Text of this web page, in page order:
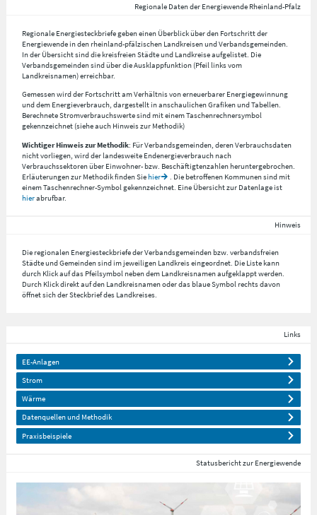
Regionale Daten der Energiewende Rheinland-Pfalz
Regionale Energiesteckbriefe geben einen Überblick über den Fortschritt der
Energiewende in den rheinland-pfälzischen Landkreisen und Verbandsgemeinden.
In der Übersicht sind die kreisfreien Städte und Landkreise aufgelistet. Die
Verbandsgemeinden sind über die Ausklappfunktion (Pfeil links vom
Landkreisnamen) erreichbar.
Gemessen wird der Fortschritt am Verhältnis von erneuerbarer Energiegewinnung
und dem Energieverbrauch, dargestellt in anschaulichen Grafiken und Tabellen.
Berechnete Stromverbrauchswerte sind mit einem Taschenrechnersymbol
gekennzeichnet (siehe auch Hinweis zur Methodik)
Wichtiger Hinweis zur Methodik: Für Verbandsgemeinden, deren Verbrauchsdaten
nicht vorliegen, wird der landesweite Endenergieverbrauch nach
Verbrauchssektoren über Einwohner- bzw. Beschäftigtenzahlen heruntergebrochen.
Erläuterungen zur Methodik finden Siehier
. Die betroffenen Kommunen sind mit
einem Taschenrechner-Symbol gekennzeichnet. Eine Übersicht zur Datenlage ist
hierabrufbar.
Hinweis
Die regionalen Energiesteckbriefe der Verbandsgemeinden bzw. verbandsfreien
Städte und Gemeinden sind im jeweiligen Landkreis eingeordnet. Die Liste kann
durch Klick auf das Pfeilsymbol neben dem Landkreisnamen aufgeklappt werden.
Durch Klick direkt auf den Landkreisnamen oder das blaue Symbol rechts davon
öffnet sich der Steckbrief des Landkreises.
Links
EE-Anlagen
Strom
Wärme
Datenquellen und Methodik
Praxisbeispiele
Statusbericht zur Energiewende